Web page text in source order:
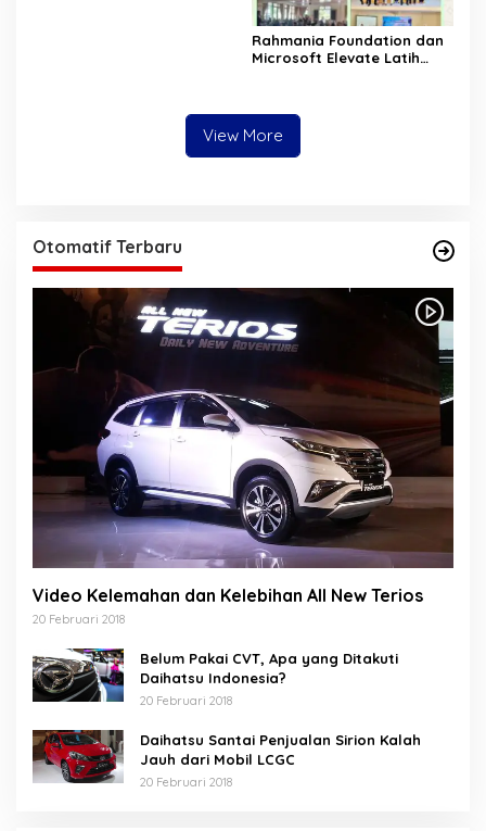
Rahmania Foundation dan
Microsoft Elevate Latih
View More
Otomatif Terbaru
Video Kelemahan dan Kelebihan All New Terios
20 Februari 2018
Belum Pakai CVT, Apa yang Ditakuti
Daihatsu Indonesia?
20 Februari 2018
Daihatsu Santai Penjualan Sirion Kalah
Jauh dari Mobil LCGC
20 Februari 2018